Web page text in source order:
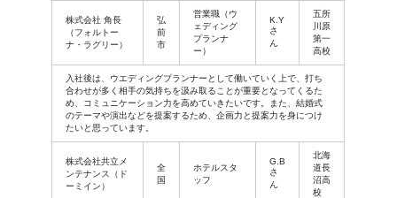
株式会社 角長
（フォルトー
ナ・ラグリー）
弘
前
市
営業職（ウ
ェディング
プランナ
ー）
K.Y
さ
ん
五所
川原
第一
高校
入社後は、ウエディングプランナーとして働いていく上で、打ち
合わせが多く相手の気持ちを汲み取ることが重要となってくるた
め、コミュニケーション力を高めていきたいです。また、結婚式
のテーマや演出などを提案するため、企画力と提案力を身につけ
たいと思っています。
株式会社共立メ
ンテナンス（ド
ーミイン）
全
国
ホテルスタ
ッフ
G.B
さ
ん
北海
道長
沼高
校